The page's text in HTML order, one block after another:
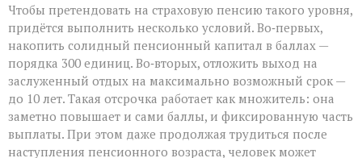
Чтобы претендовать на страховую пенсию такого уровня,
придётся выполнить несколько условий. Во‑первых,
накопить солидный пенсионный капитал в баллах —
порядка 300 единиц. Во‑вторых, отложить выход на
заслуженный отдых на максимально возможный срок —
до 10 лет. Такая отсрочка работает как множитель: она
заметно повышает и сами баллы, и фиксированную часть
выплаты. При этом даже продолжая трудиться после
наступления пенсионного возраста, человек может